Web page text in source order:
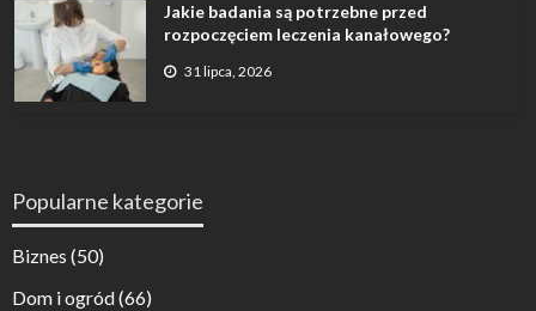
Jakie badania są potrzebne przed
rozpoczęciem leczenia kanałowego?
31 lipca, 2026
Popularne kategorie
Biznes (50)
Dom i ogród(66)